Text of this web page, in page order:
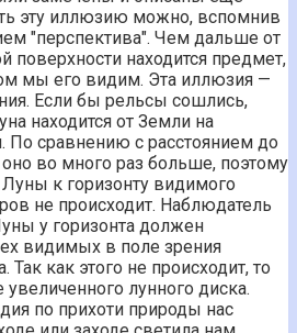
эту иллюзию можно, вспомнив
"перспектива". Чем дальше от
поверхности находится предмет,
мы его видим. Эта иллюзия —
Если бы рельсы сошлись,
находится от Земли на
По сравнению с расстоянием до
во много раз больше, поэтому
к горизонту видимого
не происходит. Наблюдатель
у горизонта должен
видимых в поле зрения
Так как этого не происходит, то
увеличенного лунного диска.
по прихоти природы нас